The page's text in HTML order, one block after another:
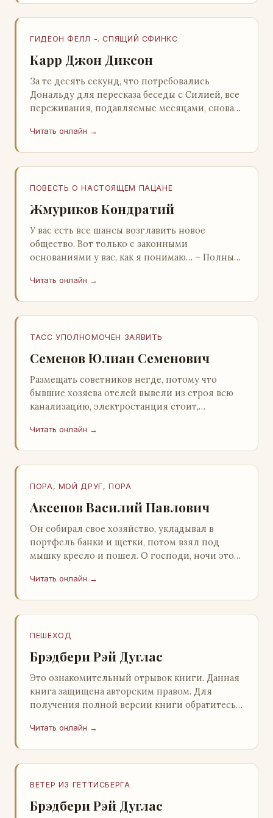
ГИДЕОН ФЕЛЛ -. СПЯЩИЙ СФИНКС
Карр Джон Диксон
За те десять секунд, что потребовались
Дональду для пересказа беседы с Силией, все
переживания, подавляемые месяцами, снова
среди…
Читать онлайн →
ПОВЕСТЬ О НАСТОЯЩЕМ ПАЦАНЕ
Жмуриков Кондратий
У вас есть все шансы возглавить новое
общество. Вот только с законными
основаниями у вас, как я понимаю… – Полный
Натанович. – Что ж, …
Читать онлайн →
ТАСС УПОЛНОМОЧЕН ЗАЯВИТЬ
Семенов Юлиан Семенович
Размещать советников негде, потому что
бывшие хозяева отелей вывели из строя всю
канализацию, электростанция стоит,
А. Алешин». …
Читать онлайн →
ПОРА, МОЙ ДРУГ, ПОРА
Аксенов Василий Павлович
Он собирал свое хозяйство, укладывал в
портфель банки и щетки, потом взял под
мышку кресло и пошел. О господи, ночи этой
заставлял…
Читать онлайн →
ПЕШЕХОД
Брэдбери Рэй Дуглас
Это ознакомительный отрывок книги. Данная
книга защищена авторским правом. Для
получения полной версии книги обратитесь к
легального ко…
Читать онлайн →
ВЕТЕР ИЗ ГЕТТИСБЕРГА
Брэдбери Рэй Дуглас